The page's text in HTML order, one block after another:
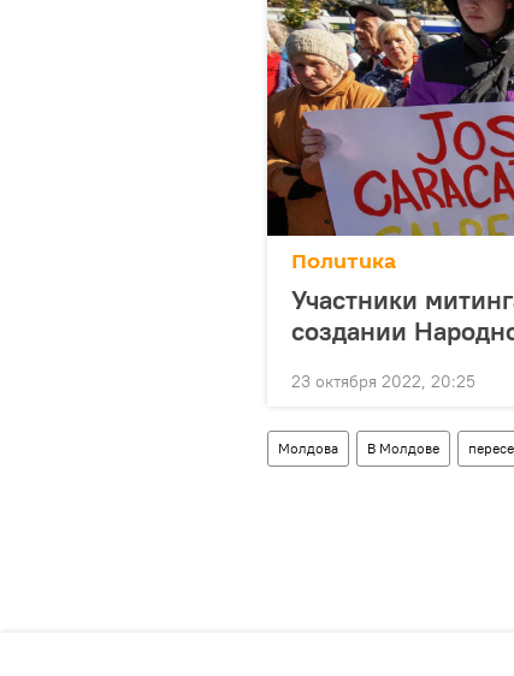
Политика
Участники
создании
23 октября 2022, 20:25
Молдова В Молдове